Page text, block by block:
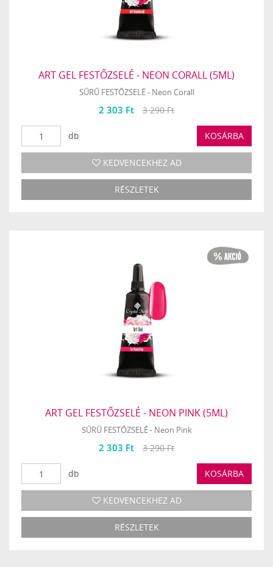
ART GEL FESTŐZSELÉ - NEON CORALL (5ML)
SŰRŰ FESTŐZSELÉ - Neon Corall
2 303 Ft 3 290 Ft
db KOSÁRBA
KEDVENCEKHEZ AD
RÉSZLETEK
ART GEL FESTŐZSELÉ - NEON PINK (5ML)
SŰRŰ FESTŐZSELÉ - Neon Pink
2 303 Ft 3 290 Ft
db KOSÁRBA
KEDVENCEKHEZ AD
RÉSZLETEK